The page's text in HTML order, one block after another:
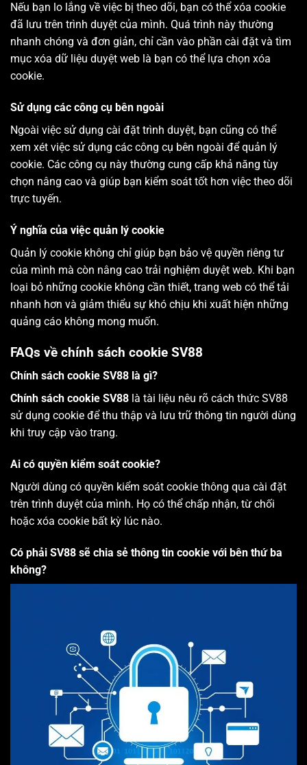
Nếu bạn lo lắng về việc bị theo dõi, bạn có thể xóa cookie
đã lưu trên trình duyệt của mình. Quá trình này thường
nhanh chóng và đơn giản, chỉ cần vào phần cài đặt và tìm
mục xóa dữ liệu duyệt web là bạn có thể lựa chọn xóa
cookie.
Sử dụng các công cụ bên ngoài
Ngoài việc sử dụng cài đặt trình duyệt, bạn cũng có thể
xem xét việc sử dụng các công cụ bên ngoài để quản lý
cookie. Các công cụ này thường cung cấp khả năng tùy
chọn nâng cao và giúp bạn kiểm soát tốt hơn việc theo dõi
trực tuyến.
Ý nghĩa của việc quản lý cookie
Quản lý cookie không chỉ giúp bạn bảo vệ quyền riêng tư
của mình mà còn nâng cao trải nghiệm duyệt web. Khi bạn
loại bỏ những cookie không cần thiết, trang web có thể tải
nhanh hơn và giảm thiểu sự khó chịu khi xuất hiện những
quảng cáo không mong muốn.
FAQs về chính sách cookie SV88
Chính sách cookie SV88 là gì?
Chính sách cookie SV88 là tài liệu nêu rõ cách thức SV88
sử dụng cookie để thu thập và lưu trữ thông tin người dùng
khi truy cập vào trang.
Ai có quyền kiểm soát cookie?
Người dùng có quyền kiểm soát cookie thông qua cài đặt
trên trình duyệt của mình. Họ có thể chấp nhận, từ chối
hoặc xóa cookie bất kỳ lúc nào.
Có phải SV88 sẽ chia sẻ thông tin cookie với bên thứ ba
không?